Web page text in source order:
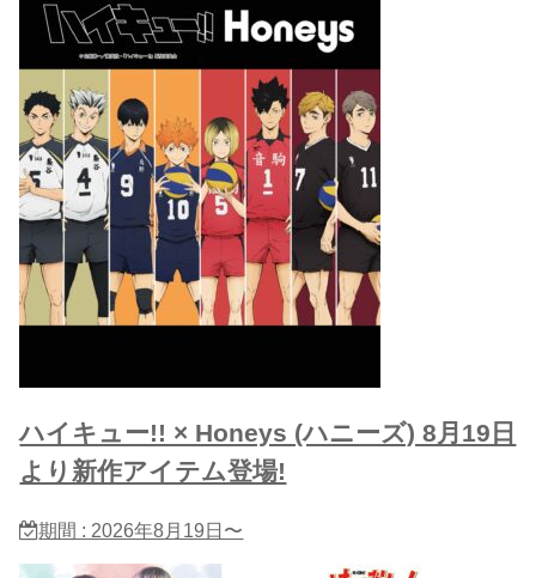
ハイキュー!! × Honeys (ハニーズ) 8月19日
より新作アイテム登場!
期間 : 2026年8月19日〜